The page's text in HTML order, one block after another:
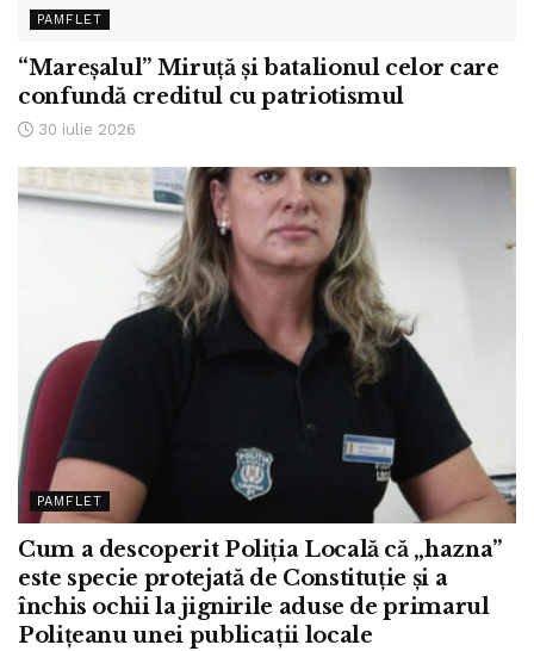
PAMFLET
“Mareșalul” Miruță și batalionul celor care
confundă creditul cu patriotismul
30 iulie 2026
PAMFLET
Cum a descoperit Poliția Locală că „hazna”
este specie protejată de Constituție și a
închis ochii la jignirile aduse de primarul
Polițeanu unei publicații locale